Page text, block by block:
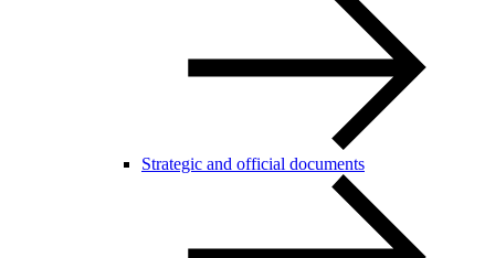
Strategic and official documents